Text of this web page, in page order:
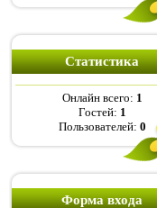
Статистика
Онлайн всего: 1
Гостей: 1
Пользователей: 0
Форма входа